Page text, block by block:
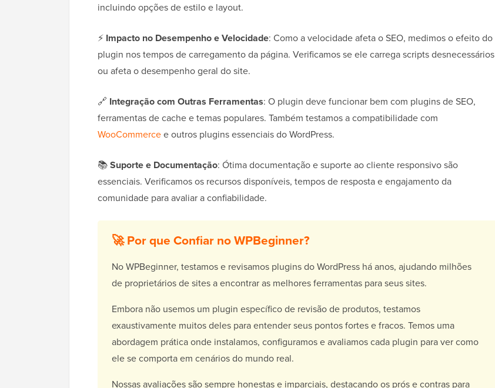
incluindo opções de estilo e layout.
⚡ Impacto no Desempenho e Velocidade: Como a velocidade afeta o SEO, medimos o efeito do
plugin nos tempos de carregamento da página. Verificamos se ele carrega scripts desnecessários
ou afeta o desempenho geral do site.
🔗 Integração com Outras Ferramentas: O plugin deve funcionar bem com plugins de SEO,
ferramentas de cache e temas populares. Também testamos a compatibilidade com
WooCommercee outros plugins essenciais do WordPress.
📚Suporte e Documentação: Ótima documentação e suporte ao cliente responsivo são
essenciais. Verificamos os recursos disponíveis, tempos de resposta e engajamento da
comunidade para avaliar a confiabilidade.
🚀 Por que Confiar no WPBeginner?
No WPBeginner, testamos e revisamos plugins do WordPress há anos, ajudando milhões
de proprietários de sites a encontrar as melhores ferramentas para seus sites.
Embora não usemos um plugin específico de revisão de produtos, testamos
exaustivamente muitos deles para entender seus pontos fortes e fracos. Temos uma
abordagem prática onde instalamos, configuramos e avaliamos cada plugin para ver como
ele se comporta em cenários do mundo real.
Nossas avaliações são sempre honestas e imparciais, destacando os prós e contras para